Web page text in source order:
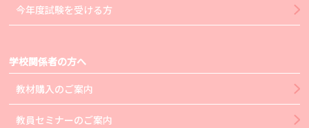
今年度試験を受ける方
学校関係者の方へ
教材購入のご案内
教員セミナーのご案内